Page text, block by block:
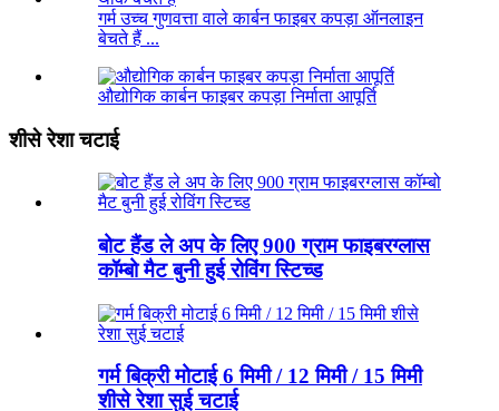
गर्म उच्च गुणवत्ता वाले कार्बन फाइबर कपड़ा ऑनलाइन
बेचते हैं ...
औद्योगिक कार्बन फाइबर कपड़ा निर्माता आपूर्ति
शीसे रेशा चटाई
बोट हैंड ले अप के लिए 900 ग्राम फाइबरग्लास
कॉम्बो मैट बुनी हुई रोविंग स्टिच्ड
गर्म बिक्री मोटाई 6 मिमी / 12 मिमी / 15 मिमी
शीसे रेशा सुई चटाई